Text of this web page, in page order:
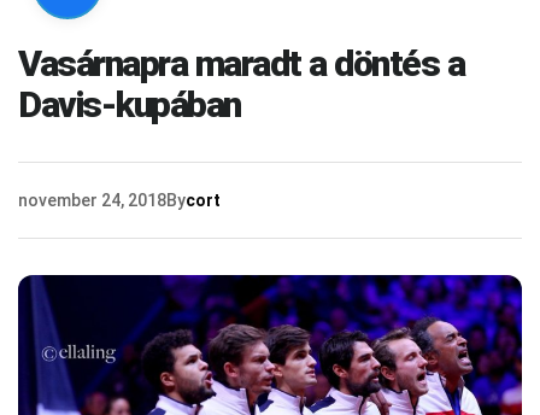
Vasárnapra maradt a döntés a
Davis-kupában
november 24, 2018Bycort